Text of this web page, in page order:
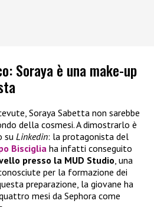
Soraya è una make-up
Soraya Sabetta non sarebbe
della cosmesi. A dimostrarlo è
su Linkedin: la protagonista del
Bisciglia ha infatti conseguito
presso la MUD Studio, una
per la formazione dei
preparazione, la giovane ha
mesi da Sephora come